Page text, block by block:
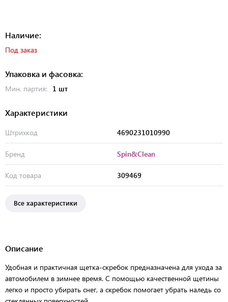
Наличие:
Под заказ
Упаковка и фасовка:
Мин. партия: 1 шт
Характеристики
Штрихкод 4690231010990
Бренд Spin&Clean
Код товара 309469
Все характеристики
Описание
Удобная и практичная щетка-скребок предназначена для ухода за
автомобилем в зимнее время. С помощью качественной щетины
легко и просто убирать снег, а скребок помогает убрать наледь со